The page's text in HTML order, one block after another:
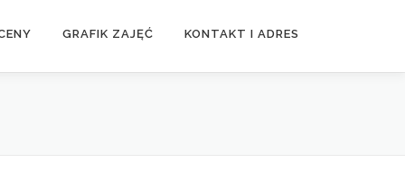
GRAFIK ZAJĘĆ KONTAKT I ADRES